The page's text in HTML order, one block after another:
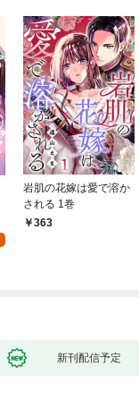
岩肌の花嫁は愛で溶か
される 1巻
363
新刊配信予定